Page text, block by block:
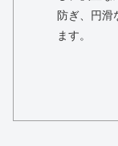
防ぎ、円滑
ます。